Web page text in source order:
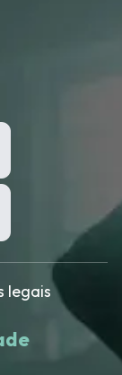
legais